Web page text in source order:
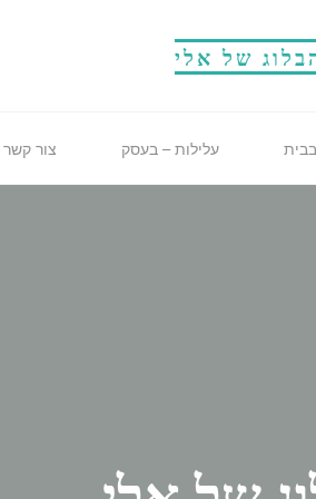
של אלי
עלילות – בעסק צור קשר